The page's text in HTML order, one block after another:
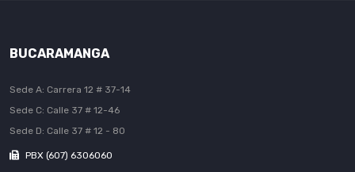
BUCARAMANGA
Sede A: Carrera 12 # 37-14
Sede C: Calle 37 # 12-46
Sede D: Calle 37 # 12 - 80
PBX (607) 6306060